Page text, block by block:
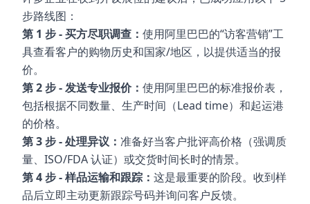
步路线图：
第 1 步 - 买方尽职调查： 使用阿里巴巴的“访客营销”工
具查看客户的购物历史和国家/地区，以提供适当的报
价。
第 2 步 - 发送专业报价： 使用阿里巴巴的标准报价表，
包括根据不同数量、生产时间（Lead time）和起运港
的价格。
第 3 步 - 处理异议： 准备好当客户批评高价格（强调质
量、ISO/FDA 认证）或交货时间长时的情景。
第 4 步 - 样品运输和跟踪： 这是最重要的阶段。收到样
品后立即主动更新跟踪号码并询问客户反馈。